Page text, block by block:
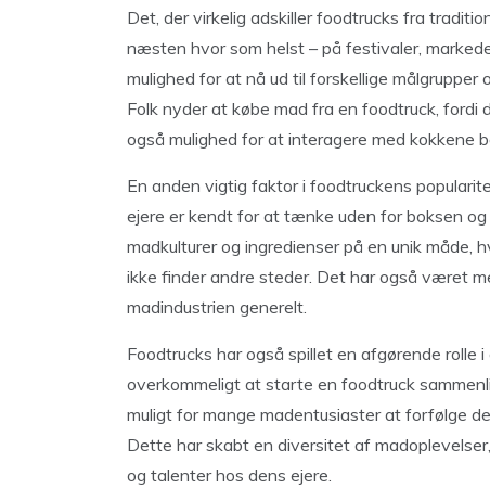
Det, der virkelig adskiller foodtrucks fra
næsten hvor som helst – på festivaler,
mulighed for at nå ud til forskellige
Folk nyder at købe mad fra en foodtruck,
også mulighed for at interagere med kokkene
En anden vigtig faktor i foodtruckens
ejere er kendt for at tænke uden for boksen
madkulturer og ingredienser på en unik
ikke finder andre steder. Det har også været
madindustrien generelt.
Foodtrucks har også spillet en afgørende
overkommeligt at starte en foodtruck
muligt for mange madentusiaster at forfølge
Dette har skabt en diversitet af
og talenter hos dens ejere.